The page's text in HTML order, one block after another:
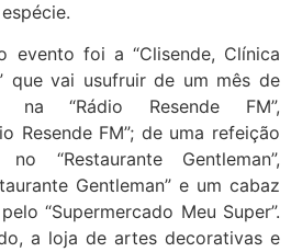
evento foi a “Clisende, Clínica
que vai usufruir de um mês de
na “Rádio Resende FM”,
Resende FM”; de uma refeição
“Restaurante Gentleman”,
Gentleman” e um cabaz
“Supermercado Meu Super”.
a loja de artes decorativas e